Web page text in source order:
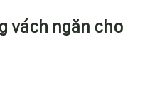
vách ngăn cho